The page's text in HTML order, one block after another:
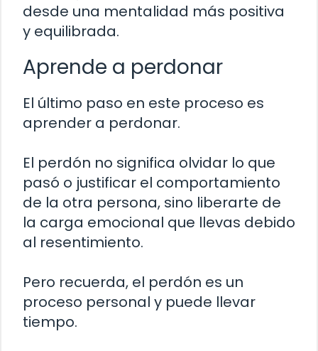
desde una mentalidad más positiva
y equilibrada.
Aprende a perdonar
El último paso en este proceso es
aprender a perdonar.
El perdón no significa olvidar lo que
pasó o justificar el comportamiento
de la otra persona, sino liberarte de
la carga emocional que llevas debido
al resentimiento.
Pero recuerda, el perdón es un
proceso personal y puede llevar
tiempo.